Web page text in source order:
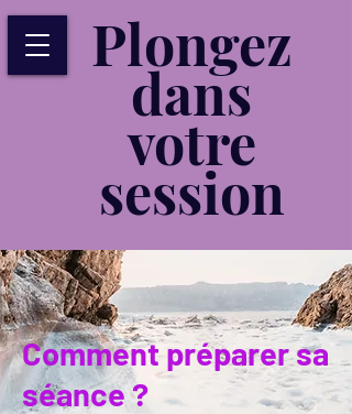
Plongez
dans
votre
session
Comment préparer sa
séance ?